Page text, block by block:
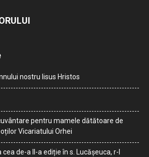
nostru Iisus Hristos
pentru mamele dătătoare de
Vicariatului Orhei
de-a II-a ediție în s. Lucășeuca, r-l